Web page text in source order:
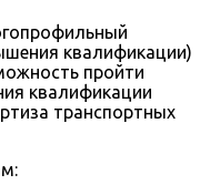
квалификации)
пройти
квалификации
транспортных